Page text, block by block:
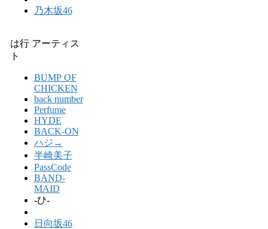
乃木坂46
は行 アーティス
ト
BUMP OF
CHICKEN
back number
Perfume
HYDE
BACK-ON
ハジ→
半崎美子
PassCode
BAND-
MAID
-ひ-
日向坂46